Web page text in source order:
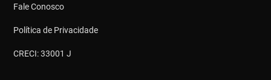
Fale Conosco
Política de Privacidade
CRECI: 33001 J